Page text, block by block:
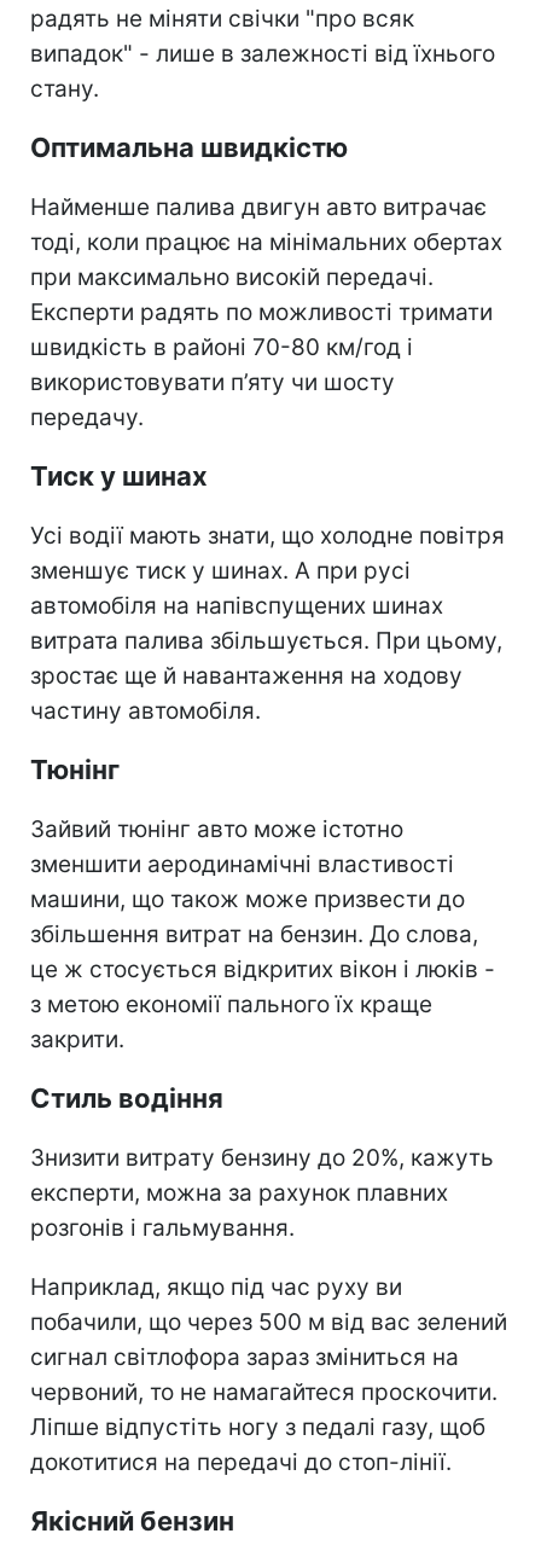
радять не міняти свічки "про всяк
випадок" - лише в залежності від їхнього
стану.
Оптимальна швидкістю
Найменше палива двигун авто витрачає
тоді, коли працює на мінімальних обертах
при максимально високій передачі.
Експерти радять по можливості тримати
швидкість в районі 70-80 км/год і
використовувати п’яту чи шосту
передачу.
Тиск у шинах
Усі водії мають знати, що холодне повітря
зменшує тиск у шинах. А при русі
автомобіля на напівспущених шинах
витрата палива збільшується. При цьому,
зростає ще й навантаження на ходову
частину автомобіля.
Тюнінг
Зайвий тюнінг авто може істотно
зменшити аеродинамічні властивості
машини, що також може призвести до
збільшення витрат на бензин. До слова,
це ж стосується відкритих вікон і люків -
з метою економії пального їх краще
закрити.
Стиль водіння
Знизити витрату бензину до 20%, кажуть
експерти, можна за рахунок плавних
розгонів і гальмування.
Наприклад, якщо під час руху ви
побачили, що через 500 м від вас зелений
сигнал світлофора зараз зміниться на
червоний, то не намагайтеся проскочити.
Ліпше відпустіть ногу з педалі газу, щоб
докотитися на передачі до стоп-лінії.
Якісний бензин